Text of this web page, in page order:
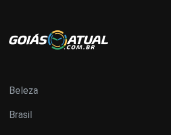
Beleza
Brasil